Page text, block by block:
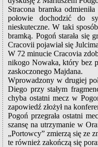
Stracona bramka
połowie dochodzić do
nieskuteczne. W taki
bramką. Pogoń starała się
Cracovii pojawiał się
W 72 minucie Cracovia
nikogo Nowaka, który bez
zaskoczonego Majdana.
Wprowadzony w drugiej
Diego przy stałym
chyba ostatni mecz w
zapowiedź złożył na
Pogoń przegrała ostatni
szansę na utrzymanie w
„Portowcy” zmierzą się ze
te również zakończą się